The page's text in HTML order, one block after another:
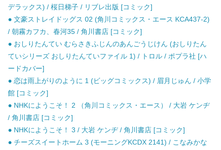
デラックス) / 桜日梯子 / リブレ出版 [コミック]
● 文豪ストレイドッグス 02 (角川コミックス・エース KCA437-2)
/ 朝霧カフカ、春河35 / 角川書店 [コミック]
● おしりたんてい むらさきふじんのあんごうじけん (おしりたん
ていシリーズ おしりたんていファイル 1) / トロル / ポプラ社 [ハ
ードカバー]
● 恋は雨上がりのように 1 (ビッグコミックス) / 眉月じゅん / 小学
館 [コミック]
● NHKにようこそ！ 2 （角川コミックス・エース） / 大岩 ケンヂ
/ 角川書店 [コミック]
● NHKにようこそ！ 3 / 大岩 ケンヂ / 角川書店 [コミック]
● チーズスイートホーム 3 (モーニングKCDX 2141) / こなみかな